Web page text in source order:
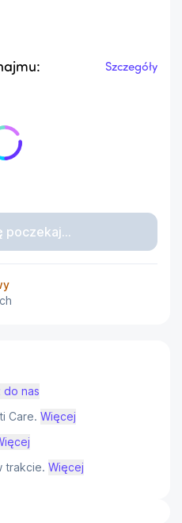
Szczegóły
poczekaj...
do nas
Care. Więcej
trakcie. Więcej